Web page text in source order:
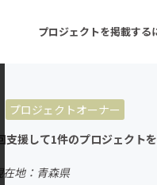
プロジェクトを掲載する
ーン 注目の新着プロ
プロジェクトオーナー
支援して1件のプロジェクト
在地：青森県